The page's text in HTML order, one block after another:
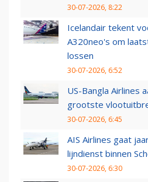
30-07-2026, 8:22
Icelandair tekent
A320neo's om
lossen
30-07-2026, 6:52
US-Bangla Airlines
grootste
30-07-2026, 6:45
AIS Airlines gaat
lijndienst binnen
30-07-2026, 6:30